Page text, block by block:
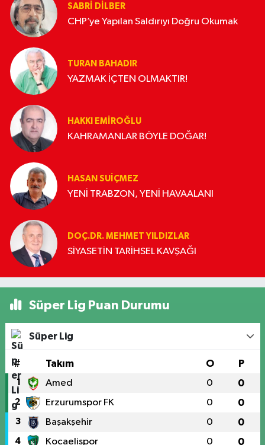
SABRI DILBER
CHP’ye Yapılan Saldırıyı Doğru Okumak
TURAN BAHADIR
YAZMAK İÇTEN OLMAKTIR!
HAKKI EMİROĞLU
KAHRAMANLAR BÖYLE DOĞAR!
HASAN SUIÇMEZ
YENİ TRABZON, YENİ HAVAALANI
DOÇ.DR. MEHMET YILDIZLAR
SİYASETİN TARİHSEL KAVŞAĞI
Süper Lig Puan Durumu
Süper Lig
# Takım O P
1 Amed 0 0
2 Erzurumspor FK 0 0
3 Başakşehir 0 0
4 Kocaelispor 0 0